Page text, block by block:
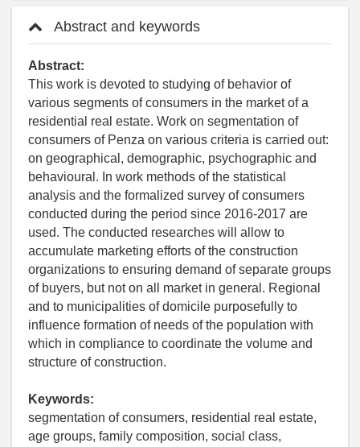
Abstract and keywords
Abstract:
This work is devoted to studying of behavior of
various segments of consumers in the market of a
residential real estate. Work on segmentation of
consumers of Penza on various criteria is carried out:
on geographical, demographic, psychographic and
behavioural. In work methods of the statistical
analysis and the formalized survey of consumers
conducted during the period since 2016-2017 are
used. The conducted researches will allow to
accumulate marketing efforts of the construction
organizations to ensuring demand of separate groups
of buyers, but not on all market in general. Regional
and to municipalities of domicile purposefully to
influence formation of needs of the population with
which in compliance to coordinate the volume and
structure of construction.
Keywords:
segmentation of consumers, residential real estate,
age groups, family composition, social class,